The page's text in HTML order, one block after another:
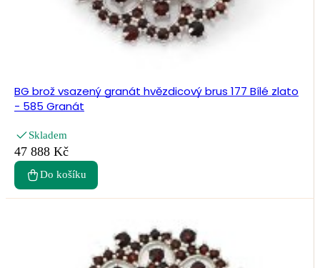
BG brož vsazený granát hvězdicový brus 177 Bílé zlato
- 585 Granát
Skladem
47 888 Kč
Do košíku